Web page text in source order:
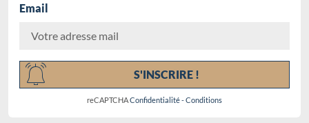
Email
S'INSCRIRE !
reCAPTCHAConfidentialité-Conditions